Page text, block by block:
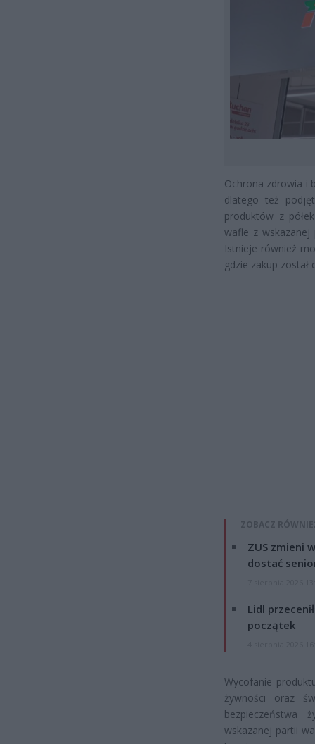
Ochrona zdrowia i
dlatego też
produktów z
wafle z wskazanej
Istnieje również
gdzie zakup
ZOBACZ
ZUS zmieni
dostać
Lidl
początek
Wycofanie
żywności oraz
bezpieczeństwa
wskazanej partii